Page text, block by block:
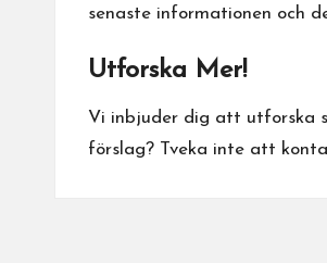
senaste informationen och
Utforska Mer!
Vi inbjuder dig att utforska
förslag? Tveka inte att